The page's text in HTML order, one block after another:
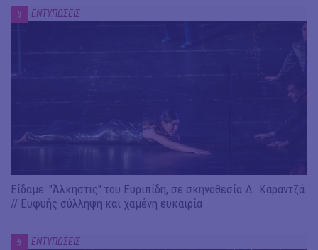
# ΕΝΤΥΠΩΣΕΙΣ
Είδαμε: "Άλκηστις" του Ευριπίδη, σε σκηνοθεσία Δ. Καραντζά
// Ευφυής σύλληψη και χαμένη ευκαιρία
# ΕΝΤΥΠΩΣΕΙΣ